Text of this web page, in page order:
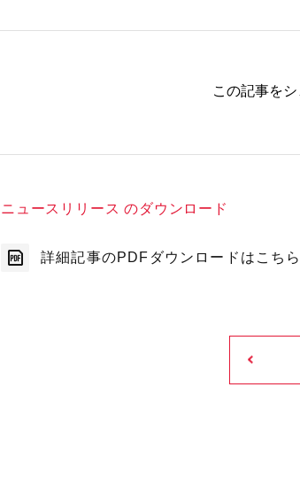
この記事を
ニュースリリース のダウンロード
詳細記事のPDFダウンロードはこちら